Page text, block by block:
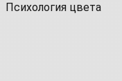
Психология цвета